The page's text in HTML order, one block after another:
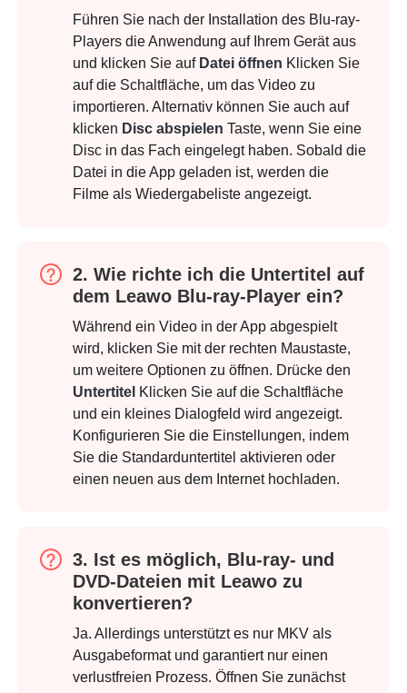
Führen Sie nach der Installation des Blu-ray-
Players die Anwendung auf Ihrem Gerät aus
und klicken Sie auf Datei öffnen Klicken Sie
auf die Schaltfläche, um das Video zu
importieren. Alternativ können Sie auch auf
klicken Disc abspielen Taste, wenn Sie eine
Disc in das Fach eingelegt haben. Sobald die
Datei in die App geladen ist, werden die
Filme als Wiedergabeliste angezeigt.
2. Wie richte ich die Untertitel auf
dem Leawo Blu-ray-Player ein?
Während ein Video in der App abgespielt
wird, klicken Sie mit der rechten Maustaste,
um weitere Optionen zu öffnen. Drücke den
Untertitel Klicken Sie auf die Schaltfläche
und ein kleines Dialogfeld wird angezeigt.
Konfigurieren Sie die Einstellungen, indem
Sie die Standarduntertitel aktivieren oder
einen neuen aus dem Internet hochladen.
3. Ist es möglich, Blu-ray- und
DVD-Dateien mit Leawo zu
konvertieren?
Ja. Allerdings unterstützt es nur MKV als
Ausgabeformat und garantiert nur einen
verlustfreien Prozess. Öffnen Sie zunächst